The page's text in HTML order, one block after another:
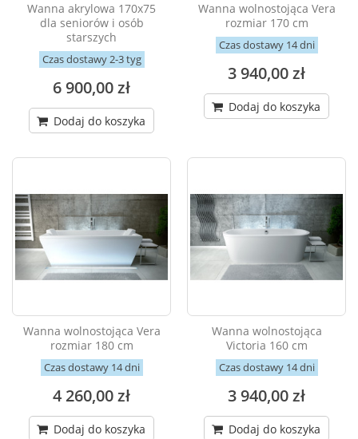
Wanna akrylowa 170x75
dla seniorów i osób
starszych
Czas dostawy 2-3 tyg
6 900,00 zł
Dodaj do koszyka
Wanna wolnostojąca Vera
rozmiar 170 cm
Czas dostawy 14 dni
3 940,00 zł
Dodaj do koszyka
Wanna wolnostojąca Vera
rozmiar 180 cm
Czas dostawy 14 dni
4 260,00 zł
Dodaj do koszyka
Wanna wolnostojąca
Victoria 160 cm
Czas dostawy 14 dni
3 940,00 zł
Dodaj do koszyka